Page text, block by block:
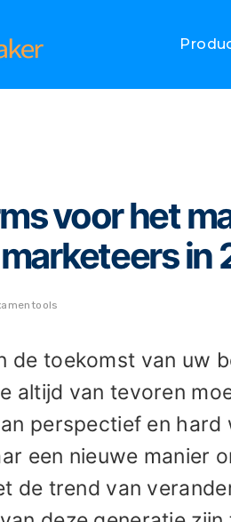
voor het
in
de toekomst van uw
altijd van tevoren
perspectief en
een nieuwe manier
de trend van